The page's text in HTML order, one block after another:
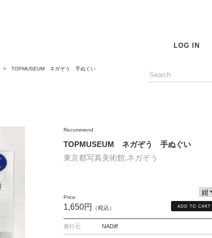
LOG IN
> TOPMUSEUM ネガぞう 手ぬぐい
Recommend
TOPMUSEUM ネガぞう 手ぬぐい
東京都写真美術館,ネガぞう
Price:
1,650円 （税込）
発行元: NADiff